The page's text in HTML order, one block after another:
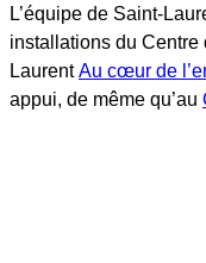
L’équipe de Saint-
installations du
LaurentAu cœur de
appui, de même qu’au